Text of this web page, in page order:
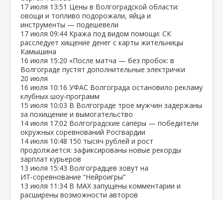
17 июля 13:51 Цены в Волгоградской области:
овощи и топливо подорожали, яйца и
инструменты — подешевели
17 июля 09:44 Кража под видом помощи: СК
расследует хищение денег с карты жительницы
Камышина
16 июля 15:20 «После матча — без пробок: в
Волгограде пустят дополнительные электрички
20 июля
16 июля 10:16 УФАС Волгограда остановило рекламу
клубных шоу‑программ
15 июля 10:03 В Волгограде трое мужчин задержаны
за похищение и вымогательство
14 июля 17:02 Волгоградские сапёры — победители
окружных соревнований Росгвардии
14 июля 10:48 150 тысяч рублей и рост
продолжается: зафиксированы новые рекорды
зарплат курьеров
13 июля 15:43 Волгоградцев зовут на
ИТ‑соревнование “Нейроигры”
13 июля 11:34 В МАХ запущены комментарии и
расширены возможности авторов